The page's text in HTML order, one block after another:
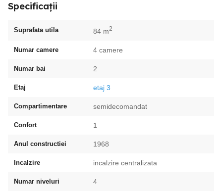
Specificații
Suprafata utila 84 m2
Numar camere 4 camere
Numar bai 2
Etaj etaj 3
Compartimentare semidecomandat
Confort 1
Anul constructiei 1968
Incalzire incalzire centralizata
Numar niveluri 4